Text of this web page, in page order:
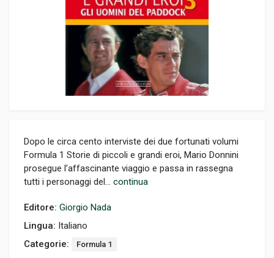
Dopo le circa cento interviste dei due fortunati volumi
Formula 1 Storie di piccoli e grandi eroi, Mario Donnini
prosegue l’affascinante viaggio e passa in rassegna
tutti i personaggi del... continua
Editore: Giorgio Nada
Lingua: Italiano
Categorie:
Formula 1